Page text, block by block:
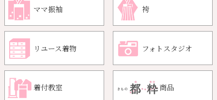
ママ振袖 袴
リユース着物 フォトスタジオ
着付教室 商品